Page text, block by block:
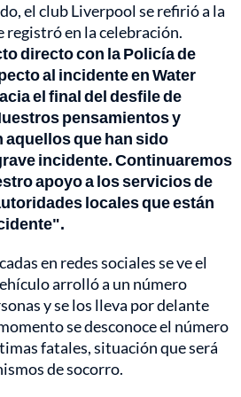
el club Liverpool se refirió a la
en la celebración.
directo con la Policía de
al incidente en Water
el final del desfile de
pensamientos y
que han sido
incidente. Continuaremos
apoyo a los servicios de
locales que están
en redes sociales se ve el
arrolló a un número
y se los lleva por delante
se desconoce el número
fatales, situación que será
de socorro.